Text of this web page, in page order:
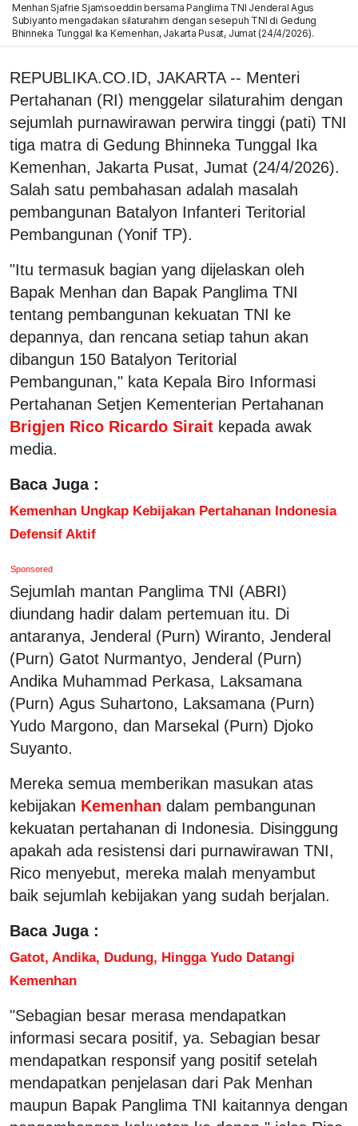
Menhan Sjafrie Sjamsoeddin bersama Panglima TNI Jenderal Agus
Subiyanto mengadakan silaturahim dengan sesepuh TNI di Gedung
Bhinneka Tunggal Ika Kemenhan, Jakarta Pusat, Jumat (24/4/2026).
REPUBLIKA.CO.ID, JAKARTA -- Menteri
Pertahanan (RI) menggelar silaturahim dengan
sejumlah purnawirawan perwira tinggi (pati) TNI
tiga matra di Gedung Bhinneka Tunggal Ika
Kemenhan, Jakarta Pusat, Jumat (24/4/2026).
Salah satu pembahasan adalah masalah
pembangunan Batalyon Infanteri Teritorial
Pembangunan (Yonif TP).
"Itu termasuk bagian yang dijelaskan oleh
Bapak Menhan dan Bapak Panglima TNI
tentang pembangunan kekuatan TNI ke
depannya, dan rencana setiap tahun akan
dibangun 150 Batalyon Teritorial
Pembangunan," kata Kepala Biro Informasi
Pertahanan Setjen Kementerian Pertahanan
Brigjen Rico Ricardo Sirait kepada awak
media.
Baca Juga :
Kemenhan Ungkap Kebijakan Pertahanan Indonesia
Defensif Aktif
Sponsored
Sejumlah mantan Panglima TNI (ABRI)
diundang hadir dalam pertemuan itu. Di
antaranya, Jenderal (Purn) Wiranto, ⁠Jenderal
(Purn) Gatot Nurmantyo, ⁠Jenderal (Purn)
Andika Muhammad Perkasa, Laksamana
(Purn) Agus Suhartono, ⁠Laksamana (Purn)
Yudo Margono, dan Marsekal (Purn) Djoko
Suyanto.
Mereka semua memberikan masukan atas
kebijakan Kemenhan dalam pembangunan
kekuatan pertahanan di Indonesia. Disinggung
apakah ada resistensi dari purnawirawan TNI,
Rico menyebut, mereka malah menyambut
baik sejumlah kebijakan yang sudah berjalan.
Baca Juga :
Gatot, Andika, Dudung, Hingga Yudo Datangi
Kemenhan
"Sebagian besar merasa mendapatkan
informasi secara positif, ya. Sebagian besar
mendapatkan responsif yang positif setelah
mendapatkan penjelasan dari Pak Menhan
maupun Bapak Panglima TNI kaitannya dengan